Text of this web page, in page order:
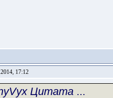
17:12
Цитата ...